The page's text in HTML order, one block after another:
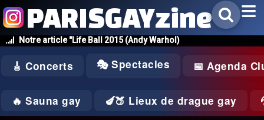
Notre article "Life Ball 2015 (Andy Warhol)
PARISGAYzine
🎸 Concerts 🎭 Spectacles 📅 Agenda
🔥 Sauna gay 🍆🍑 Lieux de drague gay